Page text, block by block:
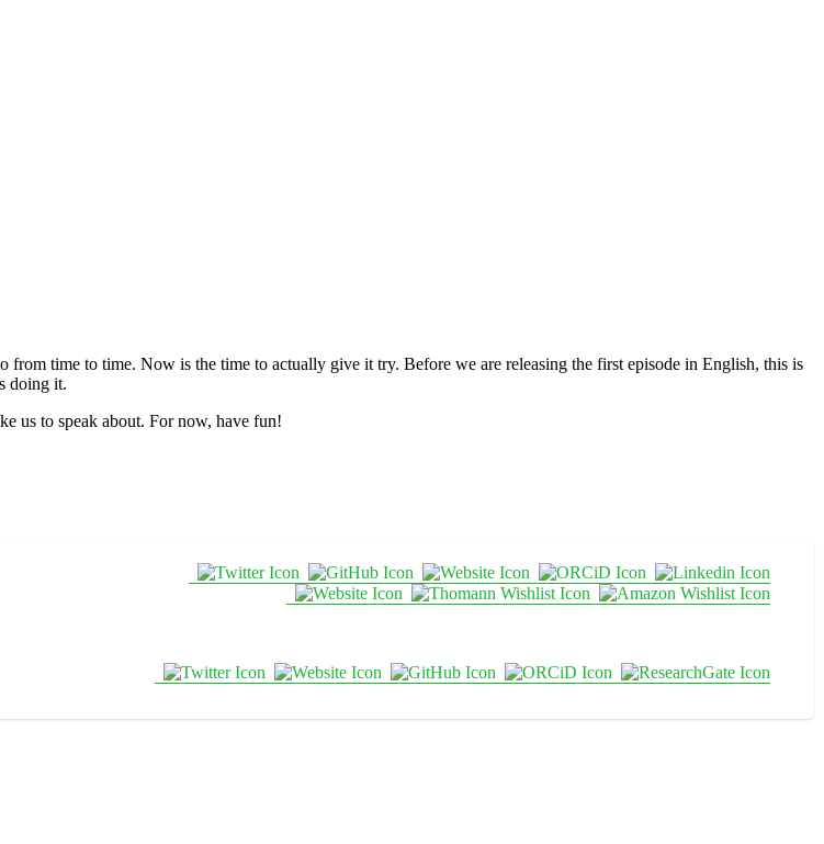
time to time. Now is the time to actually give it try. Before we are releasing the first episode in English, this is
doing it.
us to speak about. For now, have fun!